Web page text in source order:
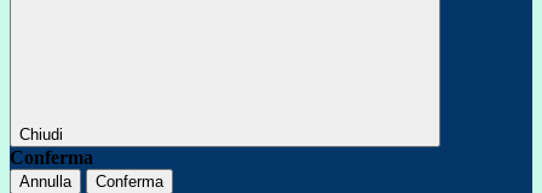
Chiudi
Conferma
Annulla Conferma